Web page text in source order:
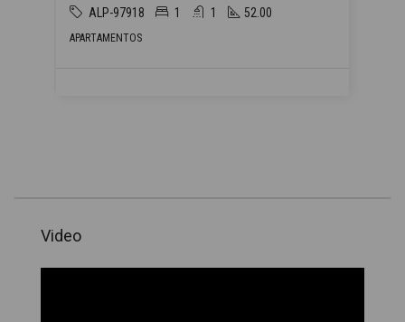
ALP-97918 1 1 52.00
APARTAMENTOS
Video